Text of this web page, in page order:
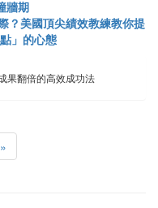
牆期
？美國頂尖績效教練教你提
」的心態
果翻倍的高效成功法
»